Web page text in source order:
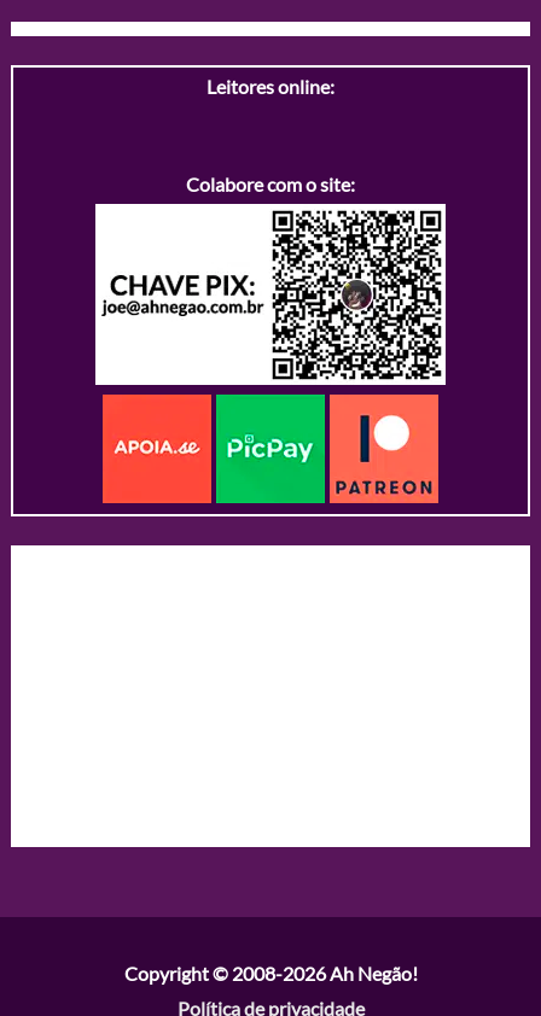
Leitores online:
Colabore com o site:
Copyright © 2008-2026Ah Negão!
Política de privacidade